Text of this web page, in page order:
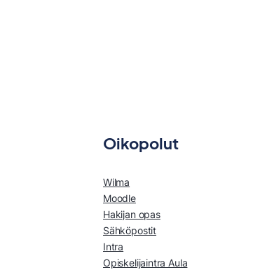
Oikopolut
Wilma
Moodle
Hakijan opas
Sähköpostit
Intra
Opiskelijaintra Aula